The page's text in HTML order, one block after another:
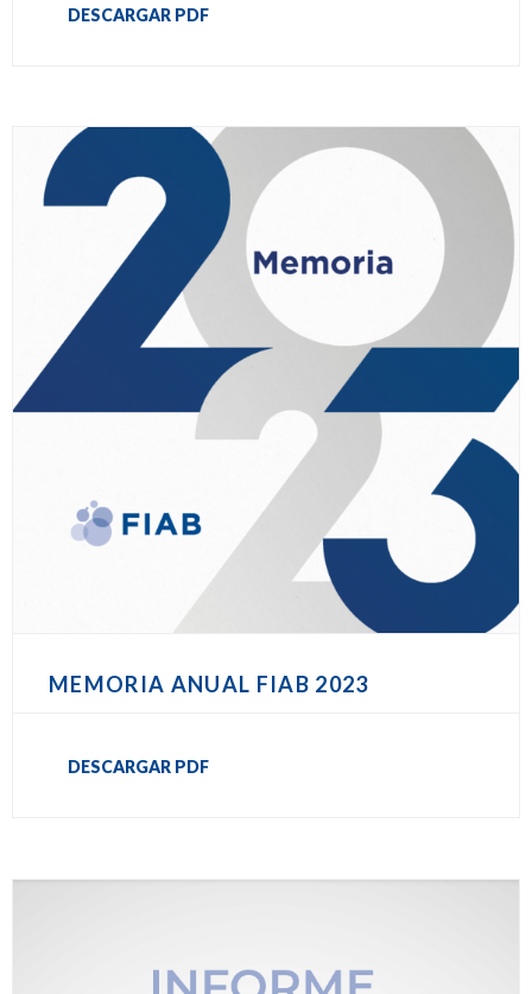
DESCARGAR PDF
MEMORIA ANUAL FIAB 2023
DESCARGAR PDF